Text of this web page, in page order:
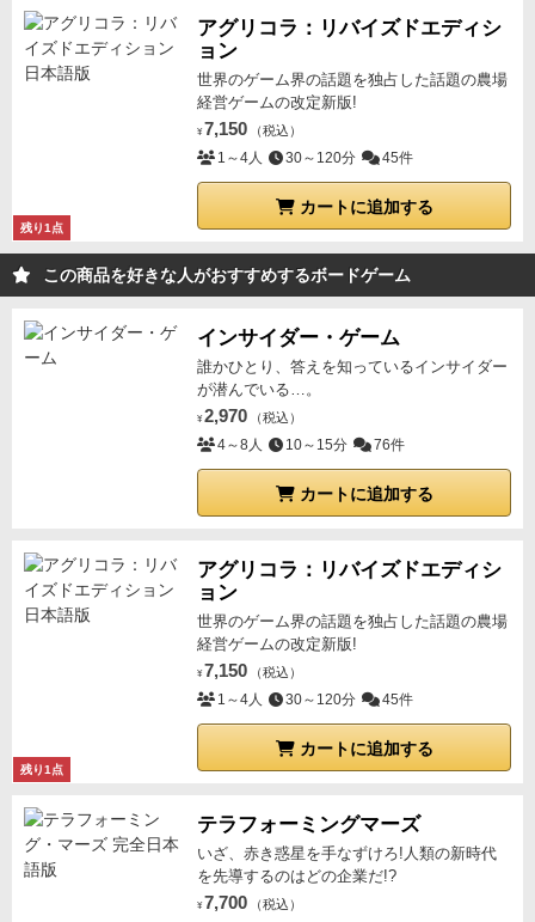
残り1点
アグリコラ：リバイズドエディシ
ョン
世界のゲーム界の話題を独占した話題の農場
経営ゲームの改定新版!
¥ 7,150 （税込）
1～4人 30～120分 45件
カートに追加する
この商品を好きな人がおすすめするボードゲーム
インサイダー・ゲーム
誰かひとり、答えを知っているインサイダー
が潜んでいる…。
¥ 2,970 （税込）
4～8人 10～15分 76件
カートに追加する
残り1点
アグリコラ：リバイズドエディシ
ョン
世界のゲーム界の話題を独占した話題の農場
経営ゲームの改定新版!
¥ 7,150 （税込）
1～4人 30～120分 45件
カートに追加する
テラフォーミングマーズ
いざ、赤き惑星を手なずけろ!人類の新時代
を先導するのはどの企業だ!?
¥ 7,700 （税込）